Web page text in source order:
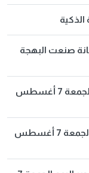
صنعت البهجة
مواعيد قطارات «القاهرة - أسوان» اليوم الجمعة 7 أغسطس
مواقيت الصلاة في محافظات مصر اليوم الجمعة 7 أغسطس